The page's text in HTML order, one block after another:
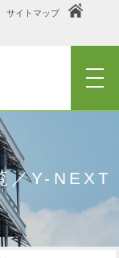
サイトマップ
／Y-NEXT